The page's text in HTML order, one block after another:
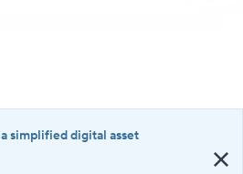
simplified digital asset